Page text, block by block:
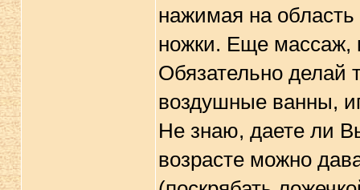
нажимая на область
ножки. Еще массаж,
Обязательно делай
воздушные ванны,
Не знаю, даете ли
возрасте можно